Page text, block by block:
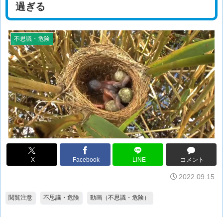
過ぎる
不思議・危険
X Facebook LINE コメント
2022.09.15
閲覧注意 不思議・危険 動画（不思議・危険）